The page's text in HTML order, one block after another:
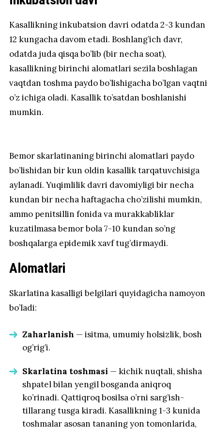
Kasallikning inkubatsion davri odatda 2-3 kundan
12 kungacha davom etadi. Boshlang’ich davr,
odatda juda qisqa bo’lib (bir necha soat),
kasallikning birinchi alomatlari sezila boshlagan
vaqtdan toshma paydo bo’lishigacha bo’lgan vaqtni
o’z ichiga oladi. Kasallik to’satdan boshlanishi
mumkin.
Bemor skarlatinaning birinchi alomatlari paydo
bo’lishidan bir kun oldin kasallik tarqatuvchisiga
aylanadi. Yuqimlilik davri davomiyligi bir necha
kundan bir necha haftagacha cho’zilishi mumkin,
ammo penitsillin fonida va murakkabliklar
kuzatilmasa bemor bola 7-10 kundan so’ng
boshqalarga epidemik xavf tug’dirmaydi.
Alomatlari
Skarlatina kasalligi belgilari quyidagicha namoyon
bo’ladi:
Zaharlanish — isitma, umumiy holsizlik, bosh
og’rig’i.
Skarlatina toshmasi — kichik nuqtali, shisha
shpatel bilan yengil bosganda aniqroq
ko’rinadi. Qattiqroq bosilsa o’rni sarg’ish-
tillarang tusga kiradi. Kasallikning 1-3 kunida
toshmalar asosan tananing yon tomonlarida,